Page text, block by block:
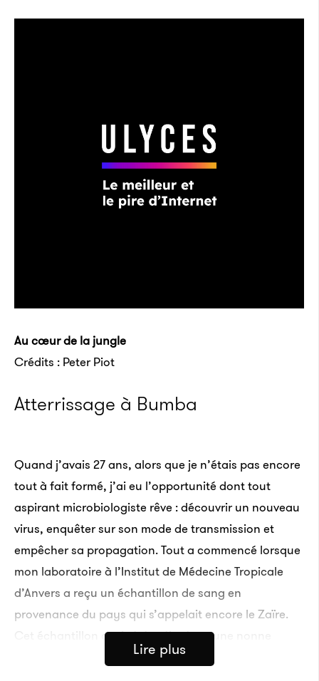
Au cœur de la jungle
Crédits : Peter Piot
Atterrissage à Bumba
Quand j’avais 27 ans, alors que je n’étais pas encore
tout à fait formé, j’ai eu l’opportunité dont tout
aspirant microbiologiste rêve : découvrir un nouveau
virus, enquêter sur son mode de transmission et
empêcher sa propagation. Tout a commencé lorsque
mon laboratoire à l’Institut de Médecine Tropicale
d’Anvers a reçu un échantillon de sang en
provenance du pays qui s’appelait encore le Zaïre.
Cet échantillon avait été prélevé sur une nonne
flamande, morte des suites de la fièvre jaune. Du
Lire plus